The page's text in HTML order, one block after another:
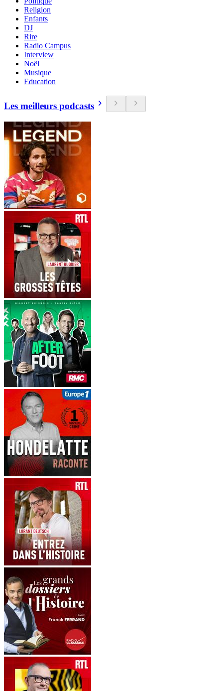
Religion
Enfants
DJ
Rire
Radio Campus
Interview
Noël
Musique
Education
Les meilleurs podcasts